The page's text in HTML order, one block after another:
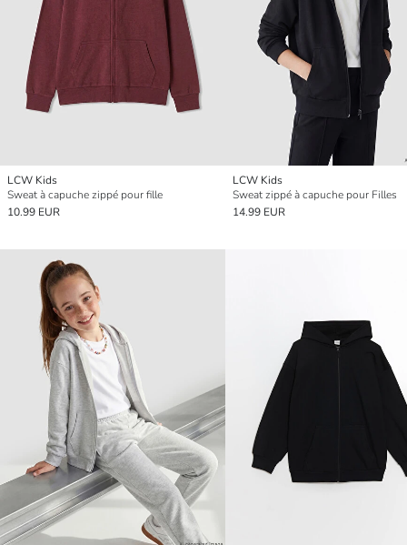
LCW Kids
Sweat à capuche zippé pour fille
10.99 EUR
LCW Kids
Sweat zippé à capuche pour Filles
14.99 EUR